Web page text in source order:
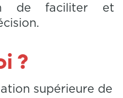
de faciliter et
?
supérieure de